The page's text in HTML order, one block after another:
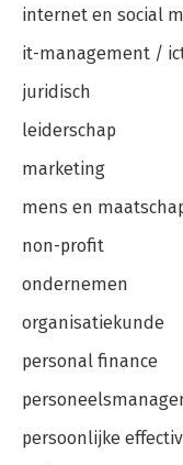
internet en social
it-management /
juridisch
leiderschap
marketing
mens en
non-profit
ondernemen
organisatiekunde
personal finance
persoonlijke